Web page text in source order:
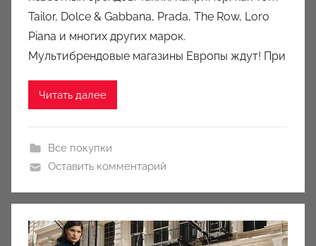
c
Tailor, Dolce & Gabbana, Prada, The Row, Loro
Piana и многих других марок.
Мультибрендовые магазины Европы ждут! При
Читать далее
Все покупки
Оставить комментарий